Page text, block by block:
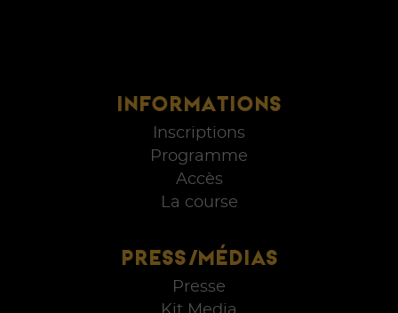
INFORMATIONS
Inscriptions
Programme
Accès
La course
PRESS/MÉDIAS
Presse